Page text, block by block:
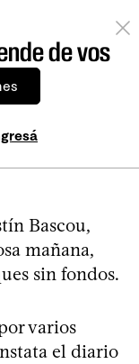
de vos
Bascou,
mañana,
sin fondos.
varios
el diario